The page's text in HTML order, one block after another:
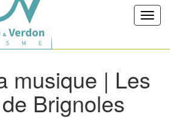
musique | Les
Brignoles